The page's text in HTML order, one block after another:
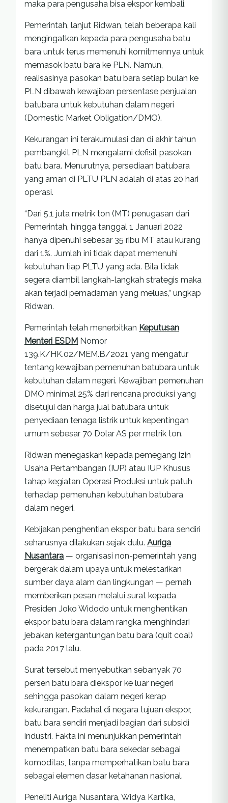
maka para pengusaha bisa ekspor kembali.
Pemerintah, lanjut Ridwan, telah beberapa kali
mengingatkan kepada para pengusaha batu
bara untuk terus memenuhi komitmennya untuk
memasok batu bara ke PLN. Namun,
realisasinya pasokan batu bara setiap bulan ke
PLN dibawah kewajiban persentase penjualan
batubara untuk kebutuhan dalam negeri
(Domestic Market Obligation/DMO).
Kekurangan ini terakumulasi dan di akhir tahun
pembangkit PLN mengalami defisit pasokan
batu bara. Menurutnya, persediaan batubara
yang aman di PLTU PLN adalah di atas 20 hari
operasi.
“Dari 5,1 juta metrik ton (MT) penugasan dari
Pemerintah, hingga tanggal 1 Januari 2022
hanya dipenuhi sebesar 35 ribu MT atau kurang
dari 1%. Jumlah ini tidak dapat memenuhi
kebutuhan tiap PLTU yang ada. Bila tidak
segera diambil langkah-langkah strategis maka
akan terjadi pemadaman yang meluas,” ungkap
Ridwan.
Pemerintah telah menerbitkan Keputusan
Menteri ESDM Nomor
139.K/HK.02/MEM.B/2021 yang mengatur
tentang kewajiban pemenuhan batubara untuk
kebutuhan dalam negeri. Kewajiban pemenuhan
DMO minimal 25% dari rencana produksi yang
disetujui dan harga jual batubara untuk
penyediaan tenaga listrik untuk kepentingan
umum sebesar 70 Dolar AS per metrik ton.
Ridwan menegaskan kepada pemegang Izin
Usaha Pertambangan (IUP) atau IUP Khusus
tahap kegiatan Operasi Produksi untuk patuh
terhadap pemenuhan kebutuhan batubara
dalam negeri.
Kebijakan penghentian ekspor batu bara sendiri
seharusnya dilakukan sejak dulu. Auriga
Nusantara — organisasi non-pemerintah yang
bergerak dalam upaya untuk melestarikan
sumber daya alam dan lingkungan — pernah
memberikan pesan melalui surat kepada
Presiden Joko Widodo untuk menghentikan
ekspor batu bara dalam rangka menghindari
jebakan ketergantungan batu bara (quit coal)
pada 2017 lalu.
Surat tersebut menyebutkan sebanyak 70
persen batu bara diekspor ke luar negeri
sehingga pasokan dalam negeri kerap
kekurangan. Padahal di negara tujuan ekspor,
batu bara sendiri menjadi bagian dari subsidi
industri. Fakta ini menunjukkan pemerintah
menempatkan batu bara sekedar sebagai
komoditas, tanpa memperhatikan batu bara
sebagai elemen dasar ketahanan nasional.
Peneliti Auriga Nusantara, Widya Kartika,